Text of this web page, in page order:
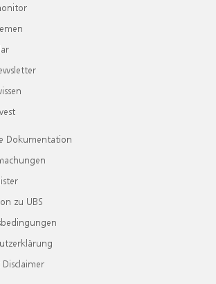
Dokumentation
zu UBS
Disclaimer